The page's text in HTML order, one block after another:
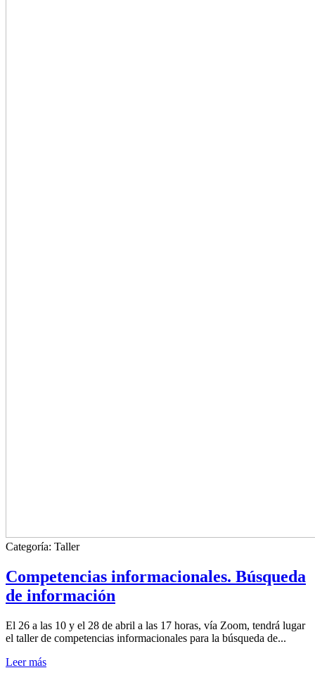
Categoría: Taller
Competencias informacionales. Búsqueda
de información
El 26 a las 10 y el 28 de abril a las 17 horas, vía Zoom, tendrá lugar
el taller de competencias informacionales para la búsqueda de...
Leer más